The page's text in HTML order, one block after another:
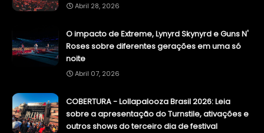
Abril 28, 2026
O impacto de Extreme, Lynyrd Skynyrd e Guns N'
Roses sobre diferentes gerações em uma só
noite
Abril 07, 2026
COBERTURA - Lollapalooza Brasil 2026: Leia
sobre a apresentação do Turnstile, ativações e
outros shows do terceiro dia de festival